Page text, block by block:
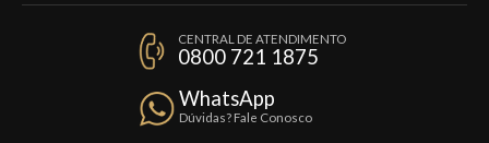
Política de Privacidade
Trocas e Devoluções
CENTRAL DE ATENDIMENTO
0800 721 1875
WhatsApp
Dúvidas? Fale Conosco